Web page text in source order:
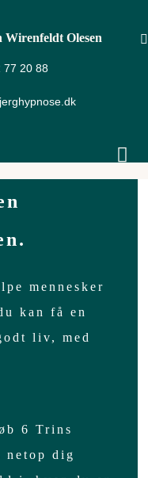
Wirenfeldt Olesen
77 20 88
mennesker
kan få en
liv, med
6 Trins
netop dig